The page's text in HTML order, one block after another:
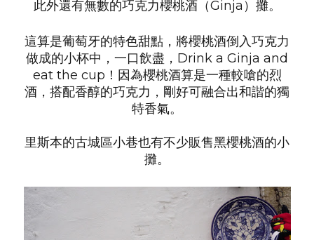
此外還有無數的巧克力櫻桃酒（Ginja）攤。
這算是葡萄牙的特色甜點，將櫻桃酒倒入巧克力
做成的小杯中，一口飲盡，Drink a Ginja and
eat the cup！因為櫻桃酒算是一種較嗆的烈
酒，搭配香醇的巧克力，剛好可融合出和諧的獨
特香氣。
里斯本的古城區小巷也有不少販售黑櫻桃酒的小
攤。